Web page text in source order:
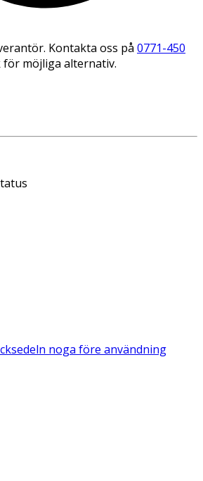
Kontakta oss på 0771-450
möjliga alternativ.
noga före användning